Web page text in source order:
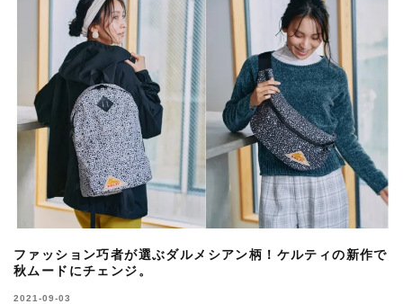
ファッション巧者が選ぶダルメシアン柄！ケルティの新作で
秋ムードにチェンジ。
2021-09-03